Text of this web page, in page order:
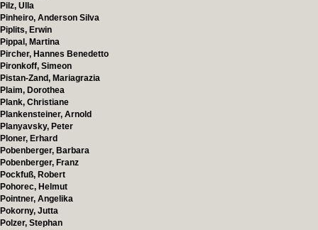
Pilz, Ulla
Pinheiro, Anderson Silva
Piplits, Erwin
Pippal, Martina
Pircher, Hannes Benedetto
Pironkoff, Simeon
Pistan-Zand, Mariagrazia
Plaim, Dorothea
Plank, Christiane
Plankensteiner, Arnold
Planyavsky, Peter
Ploner, Erhard
Pobenberger, Barbara
Pobenberger, Franz
Pockfuß, Robert
Pohorec, Helmut
Pointner, Angelika
Pokorny, Jutta
Polzer, Stephan